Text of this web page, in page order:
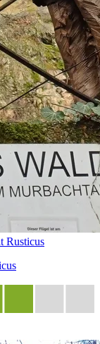
Rusticus